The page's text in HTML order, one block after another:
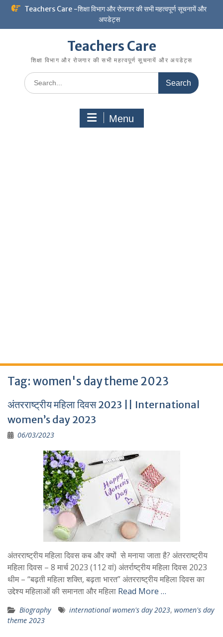
Skip
Teachers Care -शिक्षा विभाग और रोजगार की सभी महत्वपूर्ण सूचनायें और
अपडेट्स
Teachers Care
शिक्षा विभाग और रोजगार की सभी महत्वपूर्ण सूचनायें और अपडेट्स
Search
for:
Menu
Tag: women's day theme 2023
अंतरराष्ट्रीय महिला दिवस 2023 || International
women’s day 2023
06/03/2023
अंतरराष्ट्रीय महिला दिवस कब और क्यों से मनाया जाता है? अंतरराष्ट्रीय
महिला दिवस – 8 मार्च 2023 (112 वां) अंतर्राष्ट्रीय महिला दिवस 2023
थीम – “बढ़ती महिला शक्ति, बढ़ता भारत” अंतरराष्ट्रीय महिला दिवस का
उद्देश्य महिलाओं की समानता और महिला Read More …
Biography international women's day 2023, women's day
theme 2023